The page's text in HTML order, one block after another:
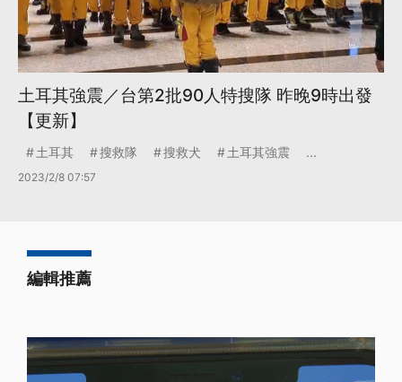
土耳其強震／台第2批90人特搜隊 昨晚9時出發
【更新】
土耳其 搜救隊 搜救犬 土耳其強震 ...
2023/2/8 07:57
編輯推薦